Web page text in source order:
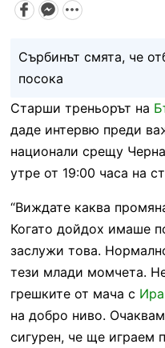
Сърбинът смята, че
посока
Старши треньорът на
даде интервю преди
национали срещу
утре от 19:00 часа на
“Виждате каква
Когато дойдох имаше
заслужи това.
тези млади момчета.
грешките от мача с
на добро ниво.
сигурен, че ще играем